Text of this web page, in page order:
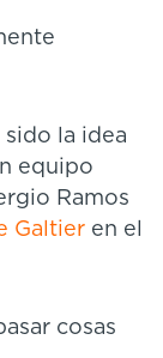
sido la idea
equipo
Ramos
Galtier en el
cosas